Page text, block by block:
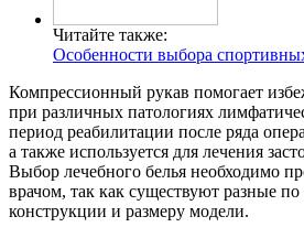
Читайте также:
Особенности выбора
Компрессионный рукав помогает
при различных патологиях
период реабилитации после ряда
а также используется для лечения
Выбор лечебного белья необходимо
врачом, так как существуют разные
конструкции и размеру модели.